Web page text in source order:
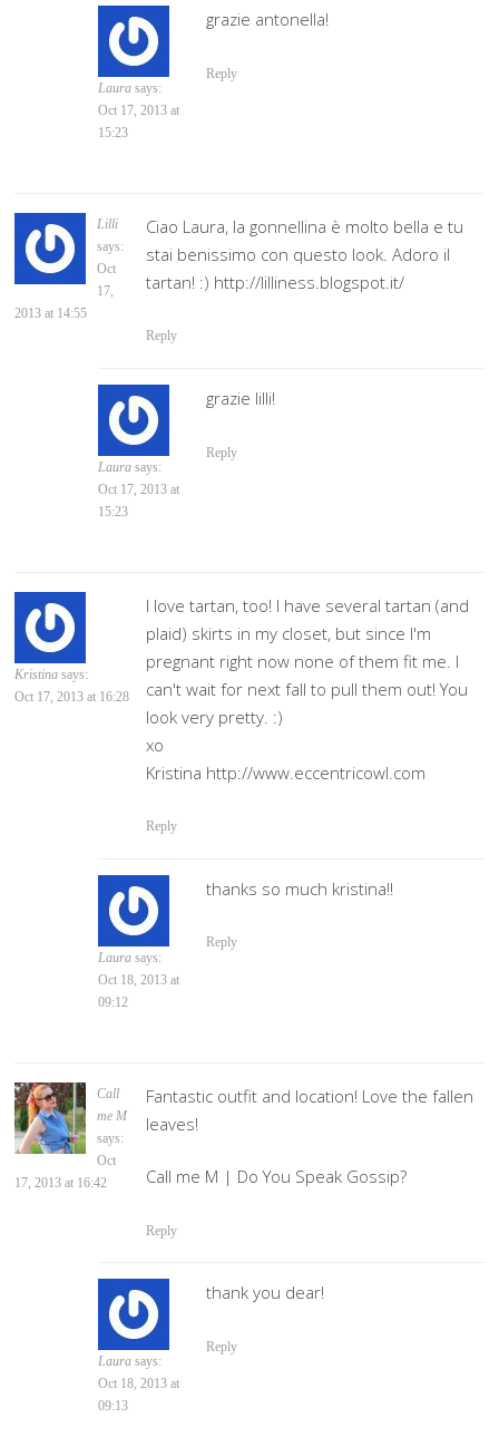
Laura says:
Oct 17, 2013 at
15:23
grazie antonella!
Reply
Lilli
says:
Oct
17,
2013 at 14:55
Ciao Laura, la gonnellina è molto bella e tu
stai benissimo con questo look. Adoro il
tartan! :) http://lilliness.blogspot.it/
Reply
Laura says:
Oct 17, 2013 at
15:23
grazie lilli!
Reply
Kristina says:
Oct 17, 2013 at 16:28
I love tartan, too! I have several tartan (and
plaid) skirts in my closet, but since I'm
pregnant right now none of them fit me. I
can't wait for next fall to pull them out! You
look very pretty. :)
xo
Kristina http://www.eccentricowl.com
Reply
Laura says:
Oct 18, 2013 at
09:12
thanks so much kristina!!
Reply
Call
me M
says:
Oct
17, 2013 at 16:42
Fantastic outfit and location! Love the fallen
leaves!
Call me M | Do You Speak Gossip?
Reply
Laura says:
Oct 18, 2013 at
09:13
thank you dear!
Reply